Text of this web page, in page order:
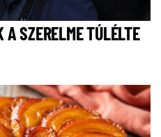
SZERELME TÚLÉLTE